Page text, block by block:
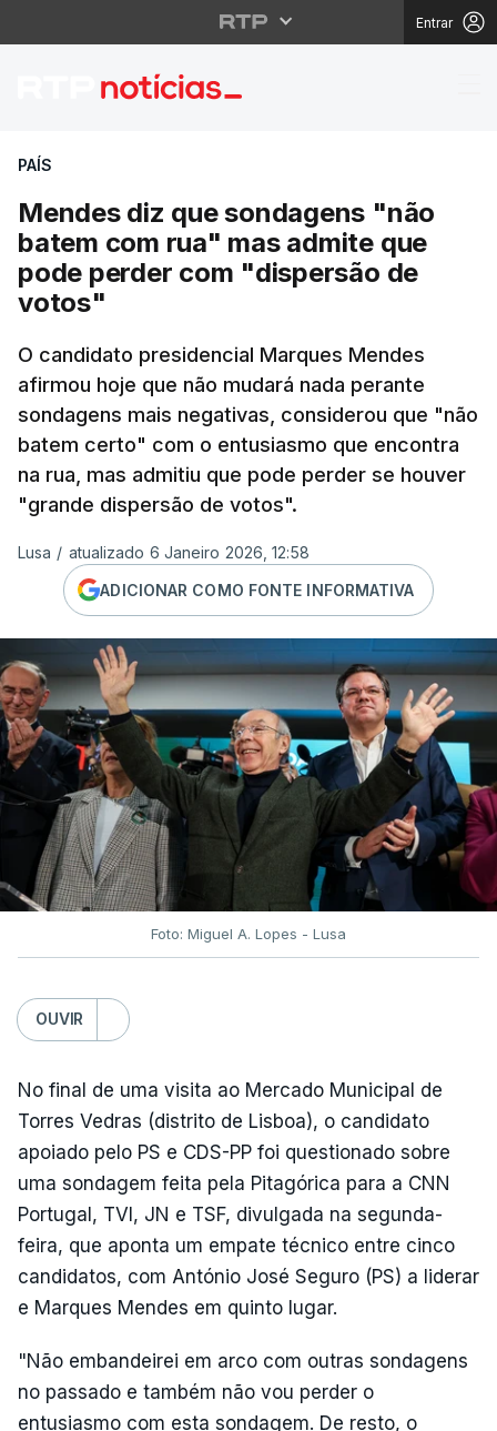
Entrar
Mendes diz que
PAÍS
Mendes diz que sondagens "não
batem com rua" mas admite que
pode perder com "dispersão de
votos"
O candidato presidencial Marques Mendes
afirmou hoje que não mudará nada perante
sondagens mais negativas, considerou que "não
batem certo" com o entusiasmo que encontra
na rua, mas admitiu que pode perder se houver
"grande dispersão de votos".
Lusa / atualizado 6 Janeiro 2026, 12:58
ADICIONAR COMO FONTE INFORMATIVA
Foto: Miguel A. Lopes - Lusa
OUVIR
No final de uma visita ao Mercado Municipal de
Torres Vedras (distrito de Lisboa), o candidato
apoiado pelo PS e CDS-PP foi questionado sobre
uma sondagem feita pela Pitagórica para a CNN
Portugal, TVI, JN e TSF, divulgada na segunda-
feira, que aponta um empate técnico entre cinco
candidatos, com António José Seguro (PS) a liderar
e Marques Mendes em quinto lugar.
"Não embandeirei em arco com outras sondagens
no passado e também não vou perder o
entusiasmo com esta sondagem. De resto, o